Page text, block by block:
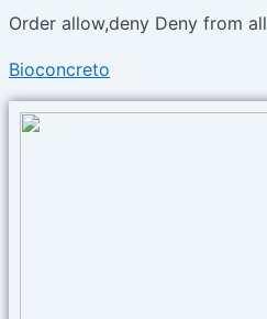
Order allow,deny Deny from all
Bioconcreto
por: